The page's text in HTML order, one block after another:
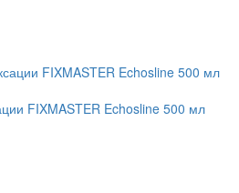
FIXMASTER Echosline 500 мл